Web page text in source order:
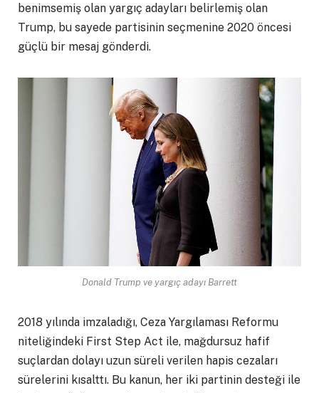
benimsemiş olan yargıç adayları belirlemiş olan
Trump, bu sayede partisinin seçmenine 2020 öncesi
güçlü bir mesaj gönderdi.
Donald Trump ve yargıç adayı Barrett
2018 yılında imzaladığı, Ceza Yargılaması Reformu
niteliğindeki First Step Act ile, mağdursuz hafif
suçlardan dolayı uzun süreli verilen hapis cezaları
sürelerini kısalttı. Bu kanun, her iki partinin desteği ile